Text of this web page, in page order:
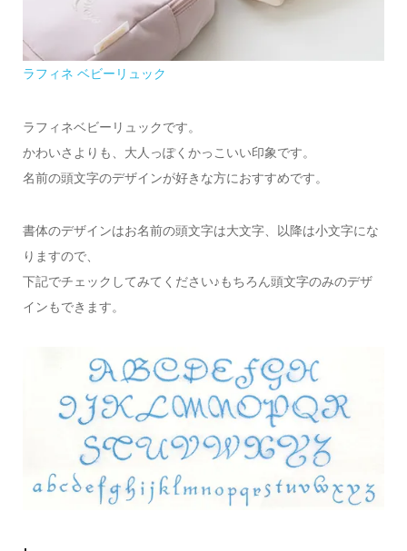
ラフィネ ベビーリュック
ラフィネベビーリュックです。
かわいさよりも、大人っぽくかっこいい印象です。
名前の頭文字のデザインが好きな方におすすめです。
書体のデザインはお名前の頭文字は大文字、以降は小文字にな
りますので、
下記でチェックしてみてください♪もちろん頭文字のみのデザ
インもできます。